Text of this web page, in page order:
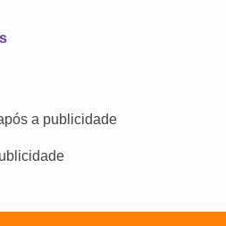
a publicidade